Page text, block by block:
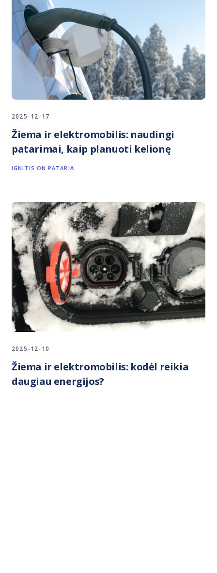
2025-12-17
Žiema ir elektromobilis: naudingi
patarimai, kaip planuoti kelionę
IGNITIS ON PATARIA
2025-12-10
Žiema ir elektromobilis: kodėl reikia
daugiau energijos?